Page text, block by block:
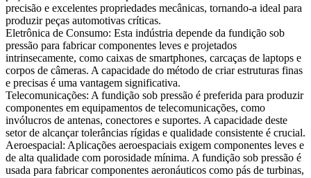
precisão e excelentes propriedades mecânicas, tornando-a ideal para
produzir peças automotivas críticas.
Eletrônica de Consumo: Esta indústria depende da fundição sob
pressão para fabricar componentes leves e projetados
intrinsecamente, como caixas de smartphones, carcaças de laptops e
corpos de câmeras. A capacidade do método de criar estruturas finas
e precisas é uma vantagem significativa.
Telecomunicações: A fundição sob pressão é preferida para produzir
componentes em equipamentos de telecomunicações, como
invólucros de antenas, conectores e suportes. A capacidade deste
setor de alcançar tolerâncias rígidas e qualidade consistente é crucial.
Aeroespacial: Aplicações aeroespaciais exigem componentes leves e
de alta qualidade com porosidade mínima. A fundição sob pressão é
usada para fabricar componentes aeronáuticos como pás de turbinas,